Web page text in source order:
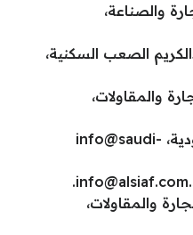
والصناعة،
الصعب السكنية،
والمقاولات،
info@saudi-
.
والمقاولات،